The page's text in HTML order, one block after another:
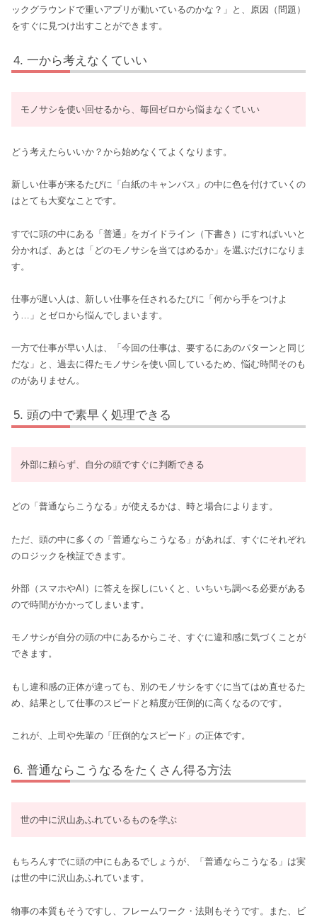
ックグラウンドで重いアプリが動いているのかな？」と、原因（問題）
をすぐに見つけ出すことができます。
一から考えなくていい
モノサシを使い回せるから、毎回ゼロから悩まなくていい
どう考えたらいいか？から始めなくてよくなります。
新しい仕事が来るたびに「白紙のキャンバス」の中に色を付けていくの
はとても大変なことです。
すでに頭の中にある「普通」をガイドライン（下書き）にすればいいと
分かれば、あとは「どのモノサシを当てはめるか」を選ぶだけになりま
す。
仕事が遅い人は、新しい仕事を任されるたびに「何から手をつけよ
う…」とゼロから悩んでしまいます。
一方で仕事が早い人は、「今回の仕事は、要するにあのパターンと同じ
だな」と、過去に得たモノサシを使い回しているため、悩む時間そのも
のがありません。
頭の中で素早く処理できる
外部に頼らず、自分の頭ですぐに判断できる
どの「普通ならこうなる」が使えるかは、時と場合によります。
ただ、頭の中に多くの「普通ならこうなる」があれば、すぐにそれぞれ
のロジックを検証できます。
外部（スマホやAI）に答えを探しにいくと、いちいち調べる必要がある
ので時間がかかってしまいます。
モノサシが自分の頭の中にあるからこそ、すぐに違和感に気づくことが
できます。
もし違和感の正体が違っても、別のモノサシをすぐに当てはめ直せるた
め、結果として仕事のスピードと精度が圧倒的に高くなるのです。
これが、上司や先輩の「圧倒的なスピード」の正体です。
普通ならこうなるをたくさん得る方法
世の中に沢山あふれているものを学ぶ
もちろんすでに頭の中にもあるでしょうが、「普通ならこうなる」は実
は世の中に沢山あふれています。
物事の本質もそうですし、フレームワーク・法則もそうです。また、ビ